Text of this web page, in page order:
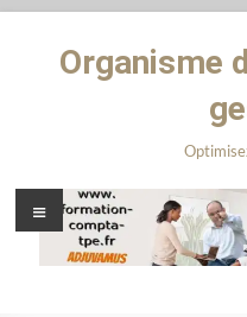
Organisme